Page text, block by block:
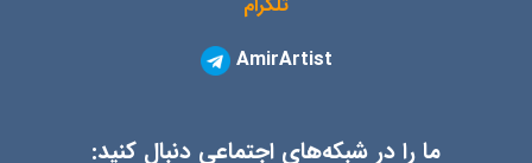
AmirArtist
ما را در شبکه‌های اجتماعی دنبال کنید: